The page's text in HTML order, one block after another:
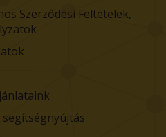
Szerződési Feltételek,
segítségnyújtás